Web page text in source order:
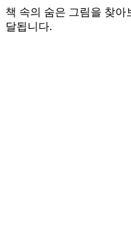
책 속의 숨은 그림을 찾
달됩니다.